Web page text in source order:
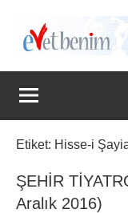
Evet
Benim
Etiket: Hisse-i
ŞEHİR
Aralık 2016)